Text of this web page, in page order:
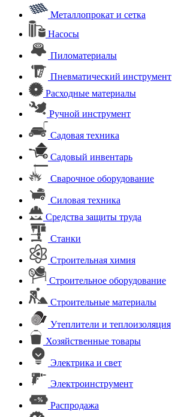
Металлопрокат и сетка
Насосы
Пиломатериалы
Пневматический инструмент
Расходные материалы
Ручной инструмент
Садовая техника
Садовый инвентарь
Сварочное оборудование
Силовая техника
Средства защиты труда
Станки
Строительная химия
Строительное оборудование
Строительные материалы
Утеплители и теплоизоляция
Хозяйственные товары
Электрика и свет
Электроинструмент
Распродажа